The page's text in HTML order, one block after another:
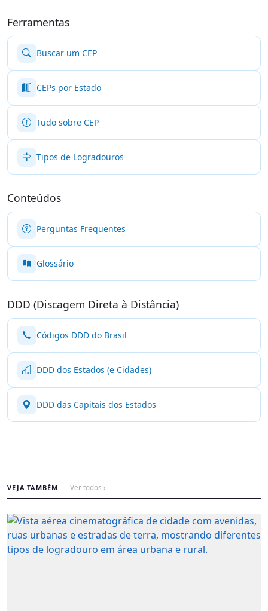
Ferramentas
Buscar um CEP
CEPs por Estado
Tudo sobre CEP
Tipos de Logradouros
Conteúdos
Perguntas Frequentes
Glossário
DDD (Discagem Direta à Distância)
Códigos DDD do Brasil
DDD dos Estados (e Cidades)
DDD das Capitais dos Estados
VEJA TAMBÉM Ver todos ›